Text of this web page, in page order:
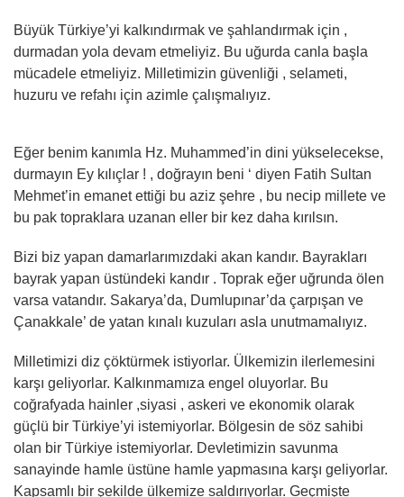
Büyük Türkiye’yi kalkındırmak ve şahlandırmak için ,
durmadan yola devam etmeliyiz. Bu uğurda canla başla
mücadele etmeliyiz. Milletimizin güvenliği , selameti,
huzuru ve refahı için azimle çalışmalıyız.
Eğer benim kanımla Hz. Muhammed’in dini yükselecekse,
durmayın Ey kılıçlar ! , doğrayın beni ‘ diyen Fatih Sultan
Mehmet’in emanet ettiği bu aziz şehre , bu necip millete ve
bu pak topraklara uzanan eller bir kez daha kırılsın.
Bizi biz yapan damarlarımızdaki akan kandır. Bayrakları
bayrak yapan üstündeki kandır . Toprak eğer uğrunda ölen
varsa vatandır. Sakarya’da, Dumlupınar’da çarpışan ve
Çanakkale’ de yatan kınalı kuzuları asla unutmamalıyız.
Milletimizi diz çöktürmek istiyorlar. Ülkemizin ilerlemesini
karşı geliyorlar. Kalkınmamıza engel oluyorlar. Bu
coğrafyada hainler ,siyasi , askeri ve ekonomik olarak
güçlü bir Türkiye’yi istemiyorlar. Bölgesin de söz sahibi
olan bir Türkiye istemiyorlar. Devletimizin savunma
sanayinde hamle üstüne hamle yapmasına karşı geliyorlar.
Kapsamlı bir şekilde ülkemize saldırıyorlar. Geçmişte